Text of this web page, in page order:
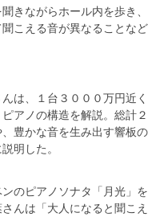
きながらホール内を歩き、
こえる音が異なることなど
は、１台３０００万円近く
アノの構造を解説。総計２
豊かな音を生み出す響板の
明した。
のピアノソナタ「月光」を
んは「大人になると聞こえ